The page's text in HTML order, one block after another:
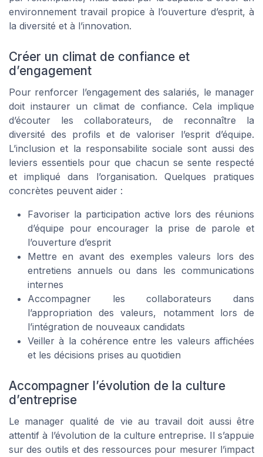
environnement travail propice à l’ouverture d’esprit, à
la diversité et à l’innovation.
Créer un climat de confiance et
d’engagement
Pour renforcer l’engagement des salariés, le manager
doit instaurer un climat de confiance. Cela implique
d’écouter les collaborateurs, de reconnaître la
diversité des profils et de valoriser l’esprit d’équipe.
L’inclusion et la responsabilite sociale sont aussi des
leviers essentiels pour que chacun se sente respecté
et impliqué dans l’organisation. Quelques pratiques
concrètes peuvent aider :
Favoriser la participation active lors des réunions
d’équipe pour encourager la prise de parole et
l’ouverture d’esprit
Mettre en avant des exemples valeurs lors des
entretiens annuels ou dans les communications
internes
Accompagner les collaborateurs dans
l’appropriation des valeurs, notamment lors de
l’intégration de nouveaux candidats
Veiller à la cohérence entre les valeurs affichées
et les décisions prises au quotidien
Accompagner l’évolution de la culture
d’entreprise
Le manager qualité de vie au travail doit aussi être
attentif à l’évolution de la culture entreprise. Il s’appuie
sur des outils et des ressources pour mesurer l’impact